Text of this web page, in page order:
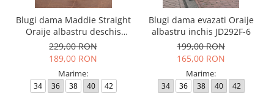
Blugi dama Maddie Straight
Oraije albastru deschis
JD404A-1
229,00 RON
189,00 RON
Marime:
34 36 38 40 42
Blugi dama evazati Oraije
albastru inchis JD292F-6
199,00 RON
165,00 RON
Marime:
34 36 38 40 42